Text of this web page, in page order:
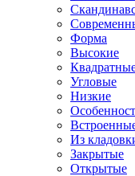
Форма
Высокие
Угловые
Низкие
Из
Закрытые
Открытые